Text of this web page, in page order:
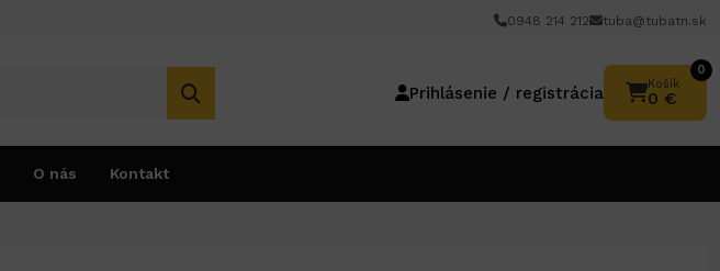
0948 214 212 tuba@tubatn.sk
Prihlásenie / registrácia Košík
0
0 €
O nás Kontakt